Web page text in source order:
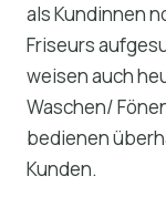
als Kundinnen
Friseurs
weisen auch
Waschen/
bedienen
Kunden.